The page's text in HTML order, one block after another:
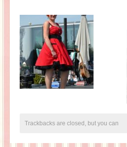
Trackbacks are closed, but you can